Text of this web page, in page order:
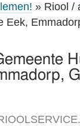
» Riool /
Eek,